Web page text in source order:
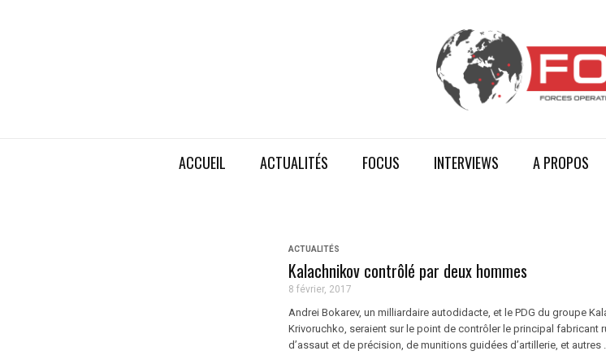
ACCUEIL ACTUALITÉS FOCUS INTERVIEWS A PROPOS
ACTUALITÉS
Kalachnikov contrôlé par deux hommes
8 février, 2017
Andrei Bokarev, un milliardaire autodidacte, et le PDG du groupe
Krivoruchko, seraient sur le point de contrôler le principal fabricant
d’assaut et de précision, de munitions guidées d’artillerie, et autres